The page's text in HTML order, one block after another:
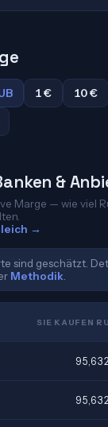
1 € 10 €
&
Marge — wie viel
→
sind geschätzt.
Methodik
SIE KAUFEN